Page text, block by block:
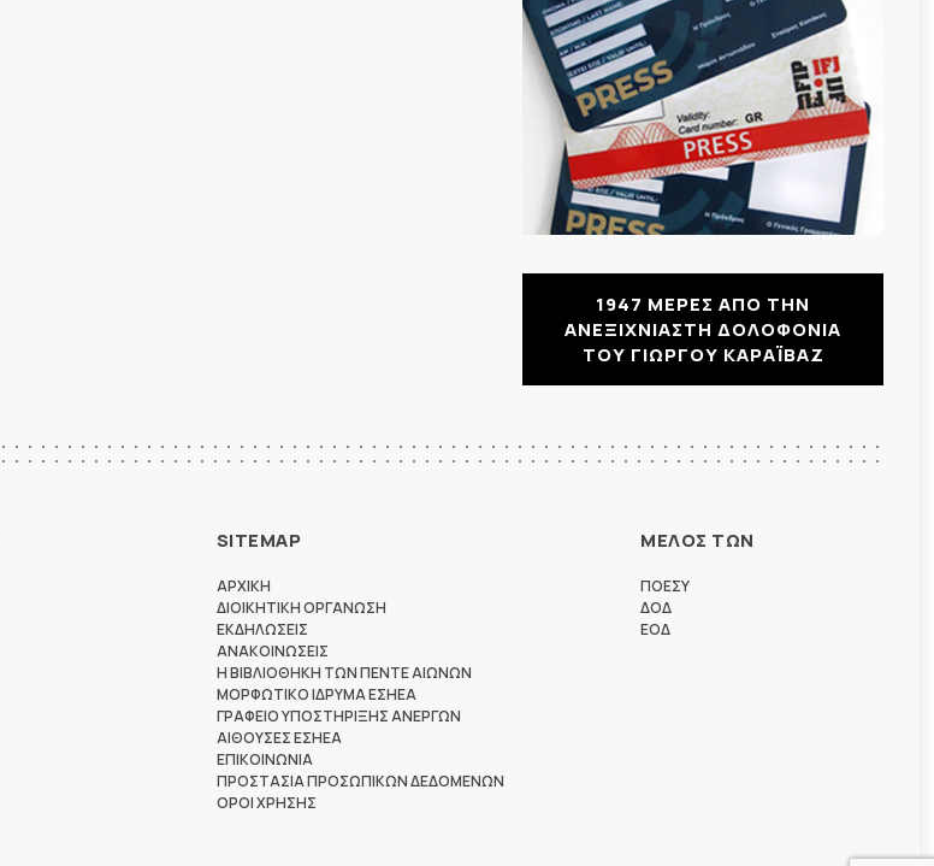
1947 ΜΕΡΕΣ ΑΠΟ ΤΗΝ
ΑΝΕΞΙΧΝΙΑΣΤΗ ΔΟΛΟΦΟΝΙΑ
ΤΟΥ ΓΙΩΡΓΟΥ ΚΑΡΑΪΒΑΖ
SITEMAP
ΑΡΧΙΚΗ
ΔΙΟΙΚΗΤΙΚΗ ΟΡΓΑΝΩΣΗ
ΕΚΔΗΛΩΣΕΙΣ
ΑΝΑΚΟΙΝΩΣΕΙΣ
Η ΒΙΒΛΙΟΘΗΚΗ ΤΩΝ ΠΕΝΤΕ ΑΙΩΝΩΝ
ΜΟΡΦΩΤΙΚΟ ΙΔΡΥΜΑ ΕΣΗΕΑ
ΓΡΑΦΕΙΟ ΥΠΟΣΤΗΡΙΞΗΣ ΑΝΕΡΓΩΝ
ΑΙΘΟΥΣΕΣ ΕΣΗΕΑ
ΕΠΙΚΟΙΝΩΝΙΑ
ΠΡΟΣΤΑΣΙΑ ΠΡΟΣΩΠΙΚΩΝ ΔΕΔΟΜΕΝΩΝ
ΟΡΟΙ ΧΡΗΣΗΣ
ΜΕΛΟΣ ΤΩΝ
ΠΟΕΣΥ
ΔΟΔ
ΕΟΔ